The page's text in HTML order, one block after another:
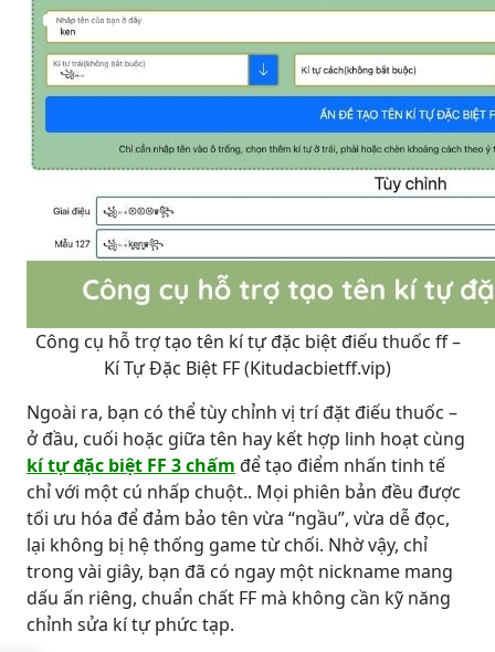
Công cụ hỗ trợ tạo tên kí tự đặc biệt điếu thuốc ff –
Kí Tự Đặc Biệt FF (Kitudacbietff.vip)
Ngoài ra, bạn có thể tùy chỉnh vị trí đặt điếu thuốc –
ở đầu, cuối hoặc giữa tên hay kết hợp linh hoạt cùng
kí tự đặc biệt FF 3 chấm để tạo điểm nhấn tinh tế
chỉ với một cú nhấp chuột.. Mọi phiên bản đều được
tối ưu hóa để đảm bảo tên vừa “ngầu”, vừa dễ đọc,
lại không bị hệ thống game từ chối. Nhờ vậy, chỉ
trong vài giây, bạn đã có ngay một nickname mang
dấu ấn riêng, chuẩn chất FF mà không cần kỹ năng
chỉnh sửa kí tự phức tạp.